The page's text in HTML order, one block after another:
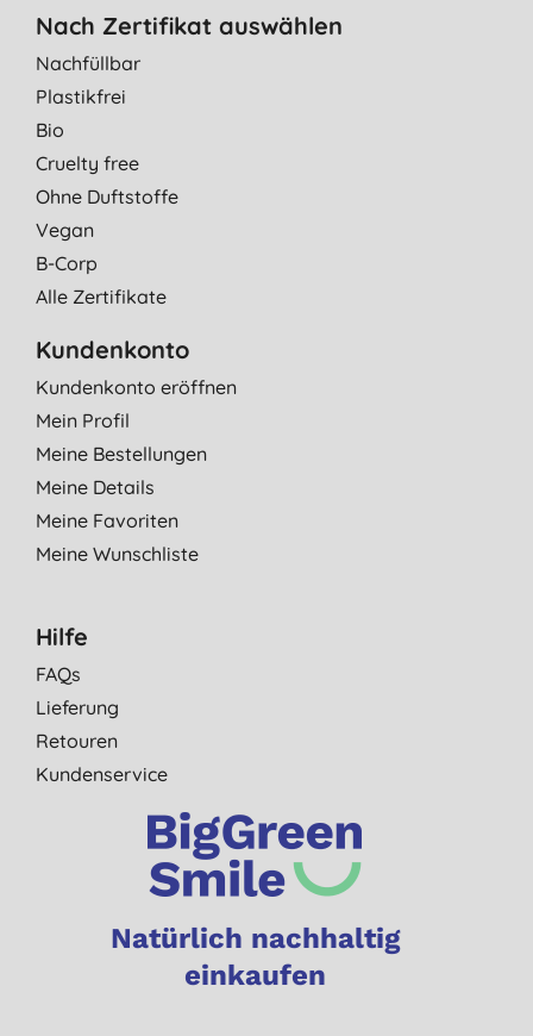
Nach Zertifikat auswählen
Nachfüllbar
Plastikfrei
Bio
Cruelty free
Ohne Duftstoffe
Vegan
B-Corp
Alle Zertifikate
Kundenkonto
Kundenkonto eröffnen
Mein Profil
Meine Bestellungen
Meine Details
Meine Favoriten
Meine Wunschliste
Hilfe
FAQs
Lieferung
Retouren
Kundenservice
Natürlich nachhaltig
einkaufen